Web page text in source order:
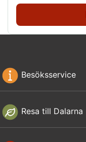
Besöksservice
Resa till Dalarna